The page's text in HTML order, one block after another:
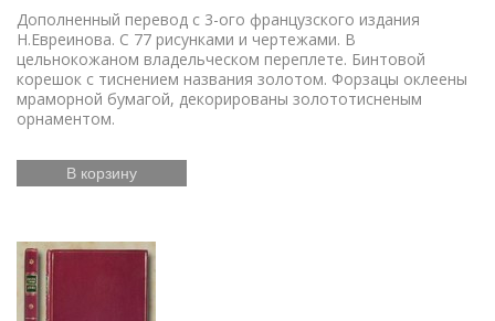
Дополненный перевод с 3-ого французского издания
Н.Евреинова. С 77 рисунками и чертежами. В
цельнокожаном владельческом переплете. Бинтовой
корешок с тиснением названия золотом. Форзацы оклеены
мраморной бумагой, декорированы золототисненым
орнаментом.
В корзину